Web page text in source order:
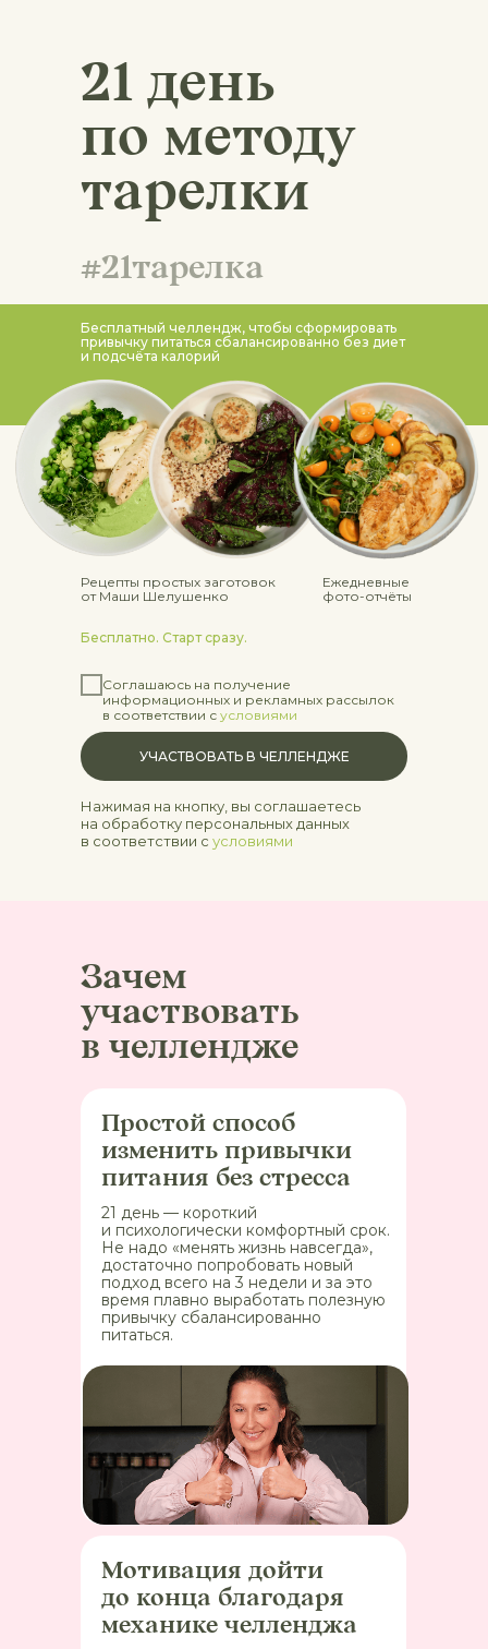
21 день
по методу
тарелки
Бесплатно. Старт сразу.
Ежедневные
фото-отчёты
Рецепты простых заготовок
от Маши Шелушенко
Бесплатный челлендж, чтобы сформировать
привычку питаться сбалансированно без диет
и подсчёта калорий
#21тарелка
Соглашаюсь на получение
информационных и рекламных рассылок
в соответствии с условиями
УЧАСТВОВАТЬ В ЧЕЛЛЕНДЖЕ
Нажимая на кнопку, вы соглашаетесь
на обработку персональных данных
в соответствии с условиями
21 день — короткий
и психологически комфортный срок.
Не надо «менять жизнь навсегда»,
достаточно попробовать новый
подход всего на 3 недели и за это
время плавно выработать полезную
привычку сбалансированно
питаться.
Простой способ
изменить привычки
питания без стресса
Зачем
участвовать
в челлендже
Мотивация дойти
до конца благодаря
механике челленджа